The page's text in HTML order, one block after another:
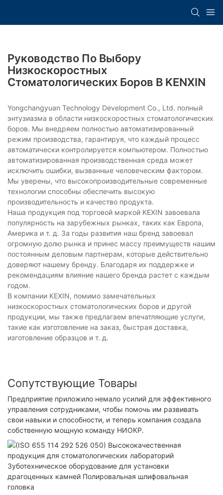
Руководство По Выбору
Низкоскоростных
Стоматологических Боров В KENXIN
Yongchangyuan Technology Development Co., Ltd. полный
энтузиазма в области низкоскоростных стоматологических
боров. Мы внедряем полностью автоматизированный
режим производства, гарантируя, что каждый процесс
автоматически контролируется компьютером. Полностью
автоматизированная производственная среда может
исключить ошибки, вызванные человеческим фактором.
Мы уверены, что высокопроизводительные современные
технологии способны обеспечить высокую
производительность и качество продукта.
Наша продукция под торговой маркой KEXIN завоевала
популярность на зарубежных рынках, таких как Европа,
Америка и т. д. За годы развития наш бренд завоевал
огромную долю рынка и принес массу преимуществ нашим
постоянным деловым партнерам, которые действительно
доверяют нашему бренду. Благодаря их поддержке и
рекомендациям влияние нашего бренда растет с каждым
годом.
В компании KEXIN, помимо замечательных
низкоскоростных стоматологических боров и другой
продукции, мы также предлагаем впечатляющие услуги,
такие как изготовление на заказ, быстрая доставка,
изготовление образцов и т. д.
Сопутствующие Товары
Предприятие приложило немало усилий для эффективного
управления сотрудниками, чтобы помочь им развивать
свои навыки и способности, и теперь компания создала
собственную мощную команду НИОКР.